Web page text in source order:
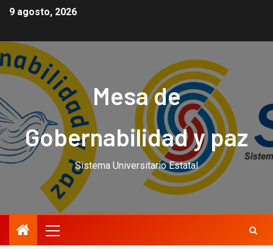
9 agosto, 2026
Mesa de
Gobernabilidad y paz
Sistema Universitario Estatal